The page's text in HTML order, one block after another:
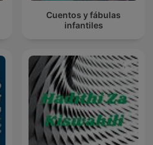
Cuentos y fábulas
infantiles